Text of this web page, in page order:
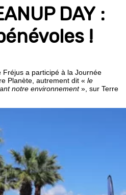
DAY :
!
a participé à la Journée
Planète, autrement dit « le
notre environnement», sur Terre